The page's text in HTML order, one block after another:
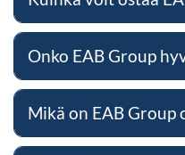
Onko EAB Group
Mikä on EAB Group